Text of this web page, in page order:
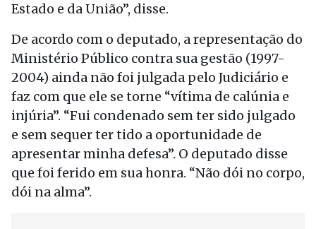
Estado e da União”, disse.
De acordo com o deputado, a representação do
Ministério Público contra sua gestão (1997-
2004) ainda não foi julgada pelo Judiciário e
faz com que ele se torne “vítima de calúnia e
injúria”. “Fui condenado sem ter sido julgado
e sem sequer ter tido a oportunidade de
apresentar minha defesa”. O deputado disse
que foi ferido em sua honra. “Não dói no corpo,
dói na alma”.